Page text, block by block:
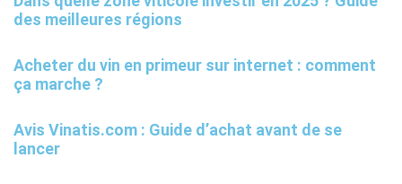
des meilleures régions
Acheter du vin en primeur sur internet : comment
ça marche ?
Avis Vinatis.com : Guide d’achat avant de se
lancer